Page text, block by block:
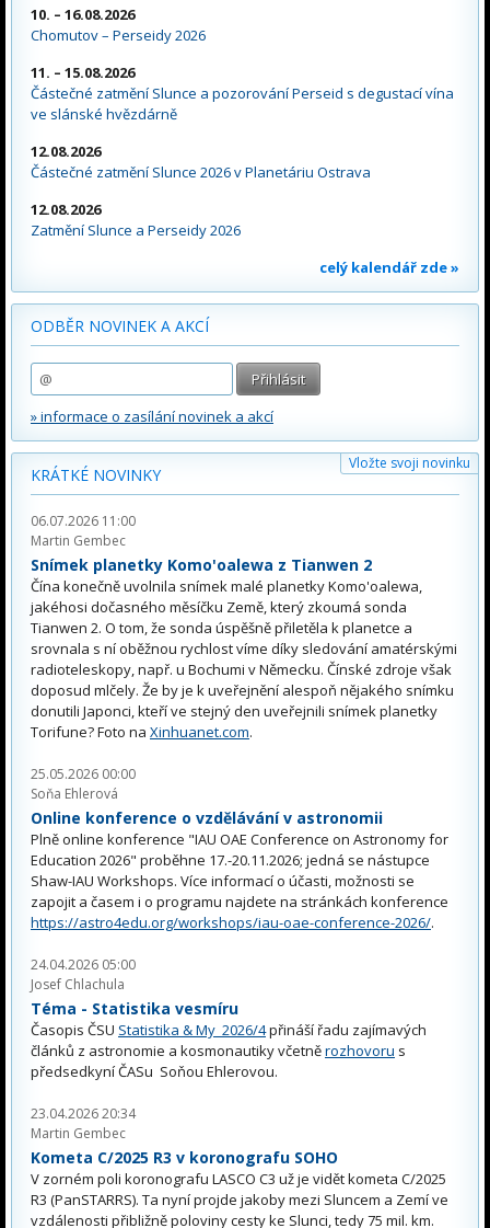
10. – 16.08.2026
Chomutov – Perseidy 2026
11. – 15.08.2026
Částečné zatmění Slunce a pozorování Perseid s degustací vína
ve slánské hvězdárně
12.08.2026
Částečné zatmění Slunce 2026 v Planetáriu Ostrava
12.08.2026
Zatmění Slunce a Perseidy 2026
celý kalendář zde »
ODBĚR NOVINEK A AKCÍ
» informace o zasílání novinek a akcí
Vložte svoji novinku
KRÁTKÉ NOVINKY
06.07.2026 11:00
Martin Gembec
Snímek planetky Komo'oalewa z Tianwen 2
Čína konečně uvolnila snímek malé planetky Komo'oalewa,
jakéhosi dočasného měsíčku Země, který zkoumá sonda
Tianwen 2. O tom, že sonda úspěšně přiletěla k planetce a
srovnala s ní oběžnou rychlost víme díky sledování amatérskými
radioteleskopy, např. u Bochumi v Německu. Čínské zdroje však
doposud mlčely. Že by je k uveřejnění alespoň nějakého snímku
donutili Japonci, kteří ve stejný den uveřejnili snímek planetky
Torifune? Foto na Xinhuanet.com.
25.05.2026 00:00
Soňa Ehlerová
Online konference o vzdělávání v astronomii
Plně online konference "IAU OAE Conference on Astronomy for
Education 2026" proběhne 17.-20.11.2026; jedná se nástupce
Shaw-IAU Workshops. Více informací o účasti, možnosti se
zapojit a časem i o programu najdete na stránkách konference
https://astro4edu.org/workshops/iau-oae-conference-2026/.
24.04.2026 05:00
Josef Chlachula
Téma - Statistika vesmíru
Časopis ČSU Statistika & My 2026/4přináší řadu zajímavých
článků z astronomie a kosmonautiky včetněrozhovoru s
předsedkyní ČASu Soňou Ehlerovou.
23.04.2026 20:34
Martin Gembec
Kometa C/2025 R3 v koronografu SOHO
V zorném poli koronografu LASCO C3 už je vidět kometa C/2025
R3 (PanSTARRS). Ta nyní projde jakoby mezi Sluncem a Zemí ve
vzdálenosti přibližně poloviny cesty ke Slunci, tedy 75 mil. km.